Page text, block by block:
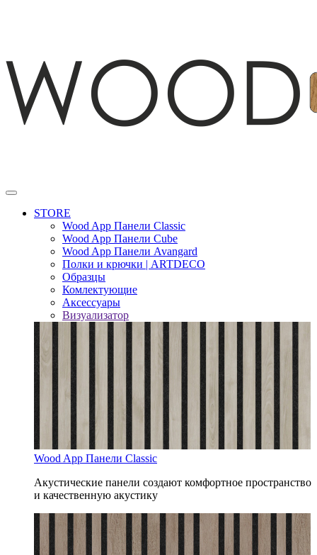
STORE
Wood App Панели Classic
Wood App Панели Cube
Wood App Панели Avangard
Полки и крючки | ARTDECO
Образцы
Комлектующие
Аксессуары
Визуализатор
Wood App Панели Classic
Акустические панели создают комфортное пространство
и качественную акустику